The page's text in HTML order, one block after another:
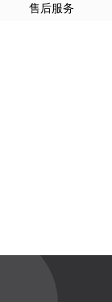
售后服务